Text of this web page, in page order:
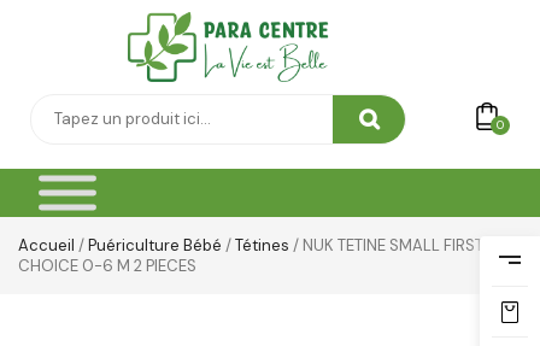
0
Accueil /Puériculture Bébé /Tétines / NUK TETINE SMALL FIRST
CHOICE 0-6 M 2 PIECES